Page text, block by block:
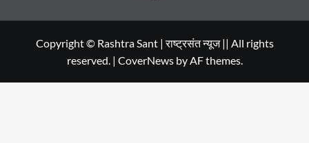
in
Dehradun
Copyright © Rashtra Sant | राष्ट्रसंत न्यूज || All rights
reserved. | CoverNewsby AF themes.